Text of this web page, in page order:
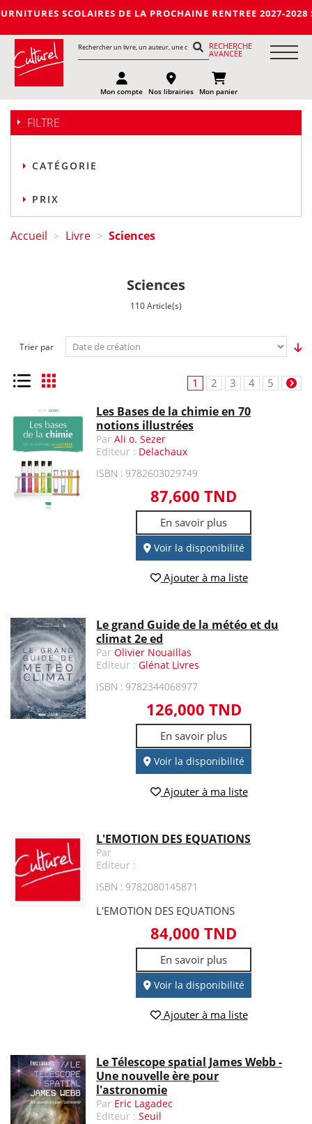
SCOLAIRES DE LA PROCHAINE RENTREE 2027-
RECHERCHE
AVANCÉE
Mon compte Nos librairies Mon panier
FILTRE
CATÉGORIE
PRIX
Accueil > Livre > Sciences
Sciences
110 Article(s)
Trier par
Liste Grille 1 2 3 4 5
Les Bases de la chimie en 70
notions illustrées
ParAli o. Sezer
Editeur : Delachaux
ISBN : 9782603029749
87,600 TND
En savoir plus
Voir la disponibilité
Ajouter à ma liste
Le grand Guide de la météo et du
climat 2e ed
ParOlivier Nouaillas
Editeur :Glénat Livres
ISBN : 9782344068977
126,000 TND
En savoir plus
Voir la disponibilité
Ajouter à ma liste
L'EMOTION DES EQUATIONS
Par
Editeur :
ISBN : 9782080145871
L'EMOTION DES EQUATIONS
84,000 TND
En savoir plus
Voir la disponibilité
Ajouter à ma liste
Le Télescope spatial James Webb -
Une nouvelle ère pour
l'astronomie
Par Eric Lagadec
Editeur :Seuil